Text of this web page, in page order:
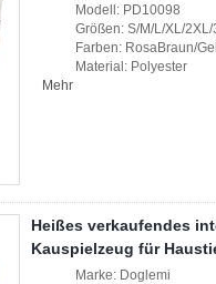
Modell: PD10098
Größen: S/M/L/XL/2XL/
Farben: RosaBraun/
Material: Polyester
Mehr
Heißes verkaufendes
Kauspielzeug für
Marke: Doglemi